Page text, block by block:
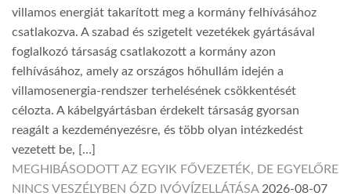
villamos energiát takarított meg a kormány felhívásához
csatlakozva. A szabad és szigetelt vezetékek gyártásával
foglalkozó társaság csatlakozott a kormány azon
felhívásához, amely az országos hőhullám idején a
villamosenergia-rendszer terhelésének csökkentését
célozta. A kábelgyártásban érdekelt társaság gyorsan
reagált a kezdeményezésre, és több olyan intézkedést
vezetett be, […]
MEGHIBÁSODOTT AZ EGYIK FŐVEZETÉK, DE EGYELŐRE
NINCS VESZÉLYBEN ÓZD IVÓVÍZELLÁTÁSA 2026-08-07